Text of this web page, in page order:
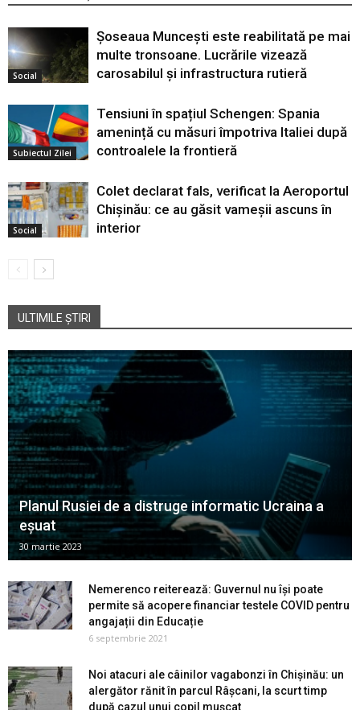
Social
Șoseaua Muncești este reabilitată pe mai
multe tronsoane. Lucrările vizează
carosabilul și infrastructura rutieră
Subiectul Zilei
Tensiuni în spațiul Schengen: Spania
amenință cu măsuri împotriva Italiei după
controalele la frontieră
Social
Colet declarat fals, verificat la Aeroportul
Chișinău: ce au găsit vameșii ascuns în
interior
ULTIMILE ȘTIRI
Planul Rusiei de a distruge informatic Ucraina a
eșuat
30 martie 2023
Nemerenco reiterează: Guvernul nu își poate
permite să acopere financiar testele COVID pentru
angajații din Educație
6 septembrie 2021
Noi atacuri ale câinilor vagabonzi în Chișinău: un
alergător rănit în parcul Râșcani, la scurt timp
după cazul unui copil mușcat